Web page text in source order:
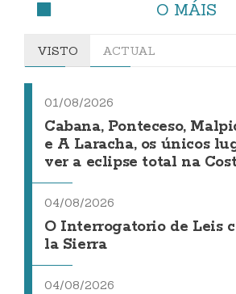
O MÁIS
VISTO ACTUAL
01/08/2026
Cabana, Ponteceso,
e A Laracha, os únicos
ver a eclipse total na
04/08/2026
O Interrogatorio de Leis
la Sierra
04/08/2026